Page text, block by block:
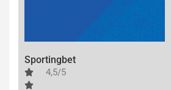
Sportingbet
4,5/5